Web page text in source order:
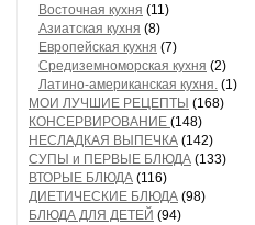
Восточная кухня (11)
Азиатская кухня (8)
Европейская кухня (7)
Средиземноморская кухня (2)
Латино-американская кухня. (1)
МОИ ЛУЧШИЕ РЕЦЕПТЫ (168)
КОНСЕРВИРОВАНИЕ (148)
НЕСЛАДКАЯ ВЫПЕЧКА (142)
СУПЫ и ПЕРВЫЕ БЛЮДА (133)
ВТОРЫЕ БЛЮДА (116)
ДИЕТИЧЕСКИЕ БЛЮДА (98)
БЛЮДА ДЛЯ ДЕТЕЙ (94)